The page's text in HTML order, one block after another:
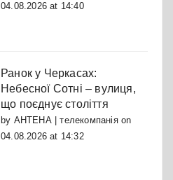
04.08.2026 at 14:40
Ранок у Черкасах:
Небесної Сотні – вулиця,
що поєднує століття
by АНТЕНА | телекомпаніяon
04.08.2026 at 14:32